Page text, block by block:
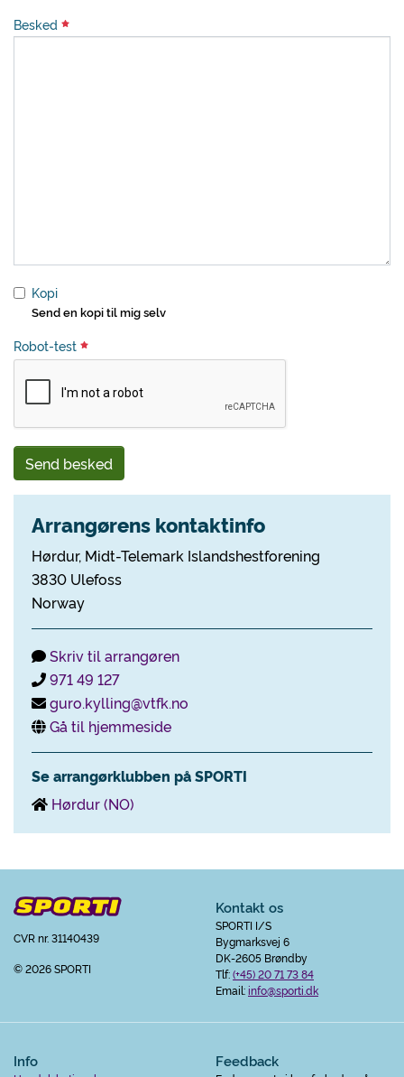
Besked
Kopi
Send en kopi til mig selv
Robot-test
Send besked
Arrangørens kontaktinfo
Hørdur, Midt-Telemark Islandshestforening
3830 Ulefoss
Norway
Skriv til arrangøren
971 49 127
guro.kylling@vtfk.no
Gå til hjemmeside
Se arrangørklubben på SPORTI
Hørdur (NO)
CVR nr. 31140439
© 2026 SPORTI
Kontakt os
SPORTI I/S
Bygmarksvej 6
DK-2605 Brøndby
Tlf:(+45) 20 71 73 84
Email:info@sporti.dk
Info Feedback